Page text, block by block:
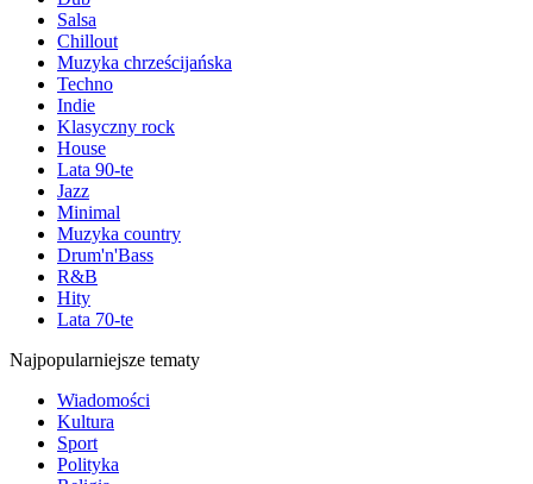
Salsa
Chillout
Muzyka chrześcijańska
Techno
Indie
Klasyczny rock
House
Lata 90-te
Jazz
Minimal
Muzyka country
Drum'n'Bass
R&B
Hity
Lata 70-te
Najpopularniejsze tematy
Wiadomości
Kultura
Sport
Polityka